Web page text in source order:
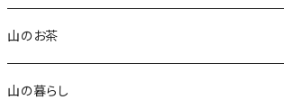
田楽味噌
山椒味噌
四季を味わう琥珀糖
石臼挽きのきな粉香るクッキー
山のお茶
番茶
山の暮らし